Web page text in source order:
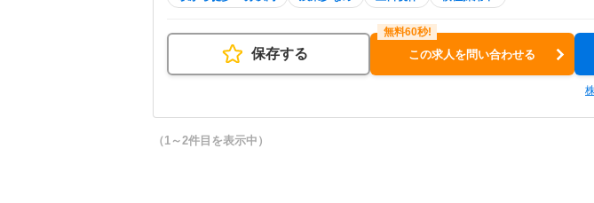
保存する この求人を問い合わせる
（1～2件目を表示中）